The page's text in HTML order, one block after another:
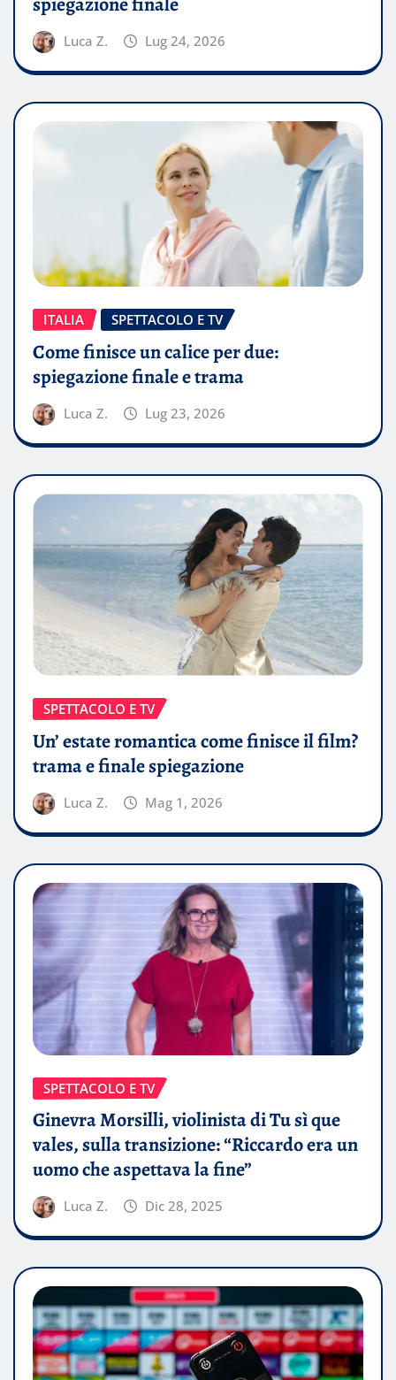
Luca Z. Lug 24, 2026
ITALIA SPETTACOLO E TV
Come finisce un calice per due:
spiegazione finale e trama
Luca Z. Lug 23, 2026
SPETTACOLO E TV
Un’ estate romantica come finisce il film?
trama e finale spiegazione
Luca Z. Mag 1, 2026
SPETTACOLO E TV
Ginevra Morsilli, violinista di Tu sì que
vales, sulla transizione: “Riccardo era un
uomo che aspettava la fine”
Luca Z. Dic 28, 2025